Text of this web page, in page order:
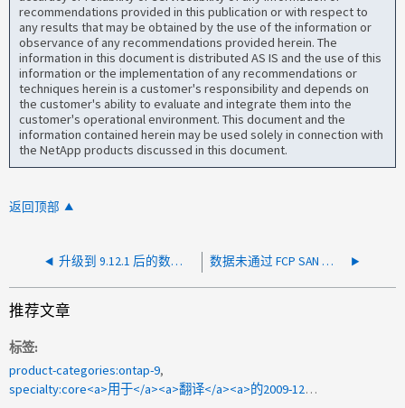
recommendations provided in this publication or with respect to
any results that may be obtained by the use of the information or
observance of any recommendations provided herein. The
information in this document is distributed AS IS and the use of this
information or the implementation of any recommendations or
techniques herein is a customer's responsibility and depends on
the customer's ability to evaluate and integrate them into the
customer's operational environment. This document and the
information contained herein may be used solely in connection with
the NetApp products discussed in this document.
返回顶部
升级到 9.12.1 后的数据访问问题和 csm.badconnection 事件 数据未通过 FCP SAN 上的 ONTAP 向 Solaris 提供服务
推荐文章
标签
product-categories:ontap-9
specialty:core<a>用于</a><a>翻译</a><a>的2009-121897 </a>